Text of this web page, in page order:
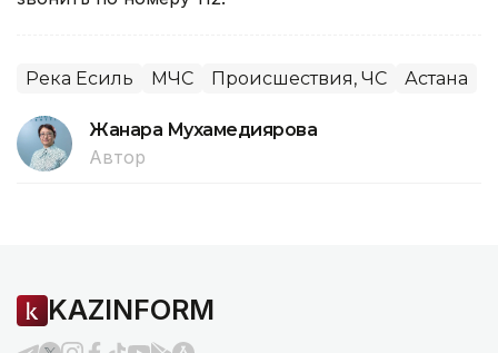
Река Есиль МЧС Происшествия, ЧС Астана
Жанара Мухамедиярова
Автор
KAZINFORM